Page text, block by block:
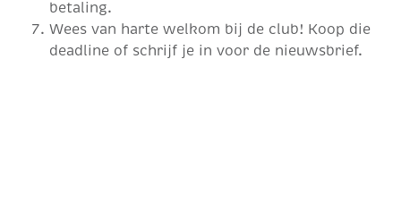
betaling.
Wees van harte welkom bij de club! Koop die
deadline of schrijf je in voor de nieuwsbrief.